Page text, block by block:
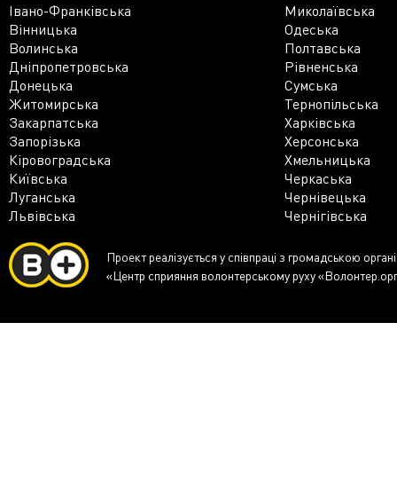
Івано-Франківська
Миколаївська
Вінницька
Одеська
Волинська
Полтавська
Дніпропетровська
Рівненська
Донецька
Сумська
Житомирська
Тернопільська
Закарпатська
Харківська
Запорізька
Херсонська
Кіровоградська
Хмельницька
Київська
Черкаська
Луганська
Чернівецька
Львівська
Чернігівська
Проект реалізується у співпраці з громадською
«Центр сприяння волонтерському руху